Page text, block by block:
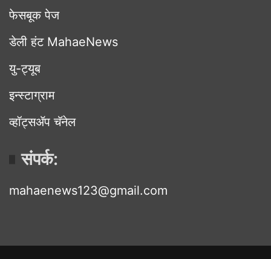
फेसबूक पेज
डेली हंट MahaeNews
यु-ट्यूब
इन्स्टाग्राम
व्हॉट्सॲप चॅनेल
संपर्क:
mahaenews123@gmail.com